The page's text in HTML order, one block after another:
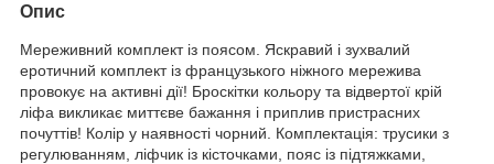
Опис
Мереживний комплект із поясом. Яскравий і зухвалий
еротичний комплект із французького ніжного мережива
провокує на активні дії! Броскітки кольору та відвертої крій
ліфа викликає миттєве бажання і приплив пристрасних
почуттів! Колір у наявності чорний. Комплектація: трусики з
регулюванням, ліфчик із кісточками, пояс із підтяжками,